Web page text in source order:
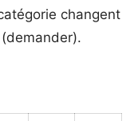
changent